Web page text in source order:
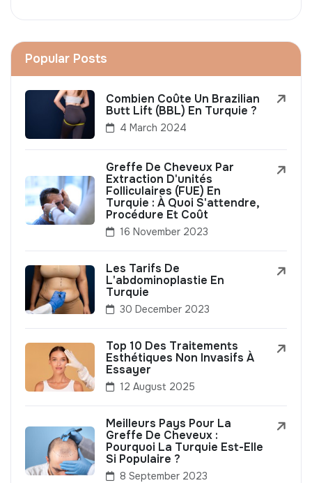
Popular Posts
Combien Coûte Un Brazilian
Butt Lift (BBL) En Turquie ?
4 March 2024
Greffe De Cheveux Par
Extraction D'unités
Folliculaires (FUE) En
Turquie : À Quoi S'attendre,
Procédure Et Coût
16 November 2023
Les Tarifs De
L'abdominoplastie En
Turquie
30 December 2023
Top 10 Des Traitements
Esthétiques Non Invasifs À
Essayer
12 August 2025
Meilleurs Pays Pour La
Greffe De Cheveux :
Pourquoi La Turquie Est-Elle
Si Populaire ?
8 September 2023